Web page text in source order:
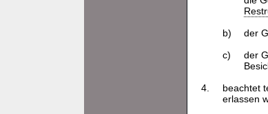
b)
der
c)
der
4.
beachtet
erlassen